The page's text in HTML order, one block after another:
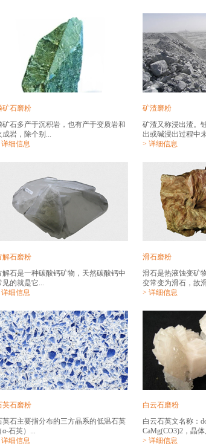
矿石磨粉
矿石多产于沉积岩，也有产于变质岩和
成岩，除个别...
详细信息
矿渣磨粉
矿渣又称浸出渣。
出或碱浸出过程中未
> 详细信息
解石磨粉
解石是一种碳酸钙矿物，天然碳酸钙中
见的就是它...
详细信息
滑石磨粉
滑石是热液蚀变矿
变常变为滑石，故滑
> 详细信息
英石磨粉
英石主要指分布的三方晶系的低温石英
（α-石英）...
详细信息
白云石磨粉
白云石英文名称：
CaMg(CO3)2，晶体
> 详细信息